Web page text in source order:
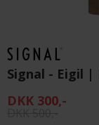
Signal - Eigil |
DKK 300,-